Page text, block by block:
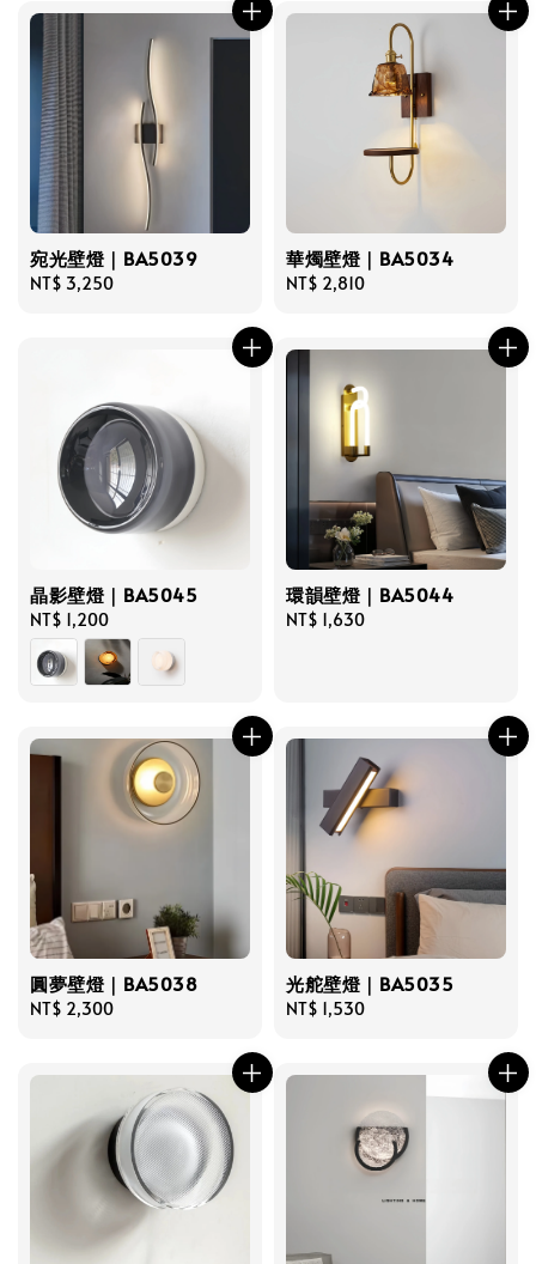
宛光壁燈｜BA5039
Regular
NT$ 3,250
華燭壁燈｜BA5034
Regular
NT$ 2,810
晶影壁燈｜BA5045
Regular
price
NT$ 1,200
環韻壁燈｜BA5044
Regular
NT$ 1,630
圓夢壁燈｜BA5038
Regular
NT$ 2,300
光舵壁燈｜BA5035
Regular
NT$ 1,530